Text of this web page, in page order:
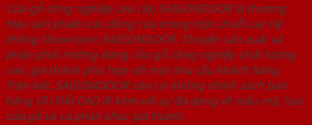
Cửa gỗ công nghiệp cao cấp SAIGONDOOR là thương
hiệu sản phẩm các dòng cửa trong một chuỗi các hệ
thống Showroom SAIGONDOOR. Chuyên sản xuất và
phân phối những dòng cửa gỗ công nghiệp chất lượng
cao, giá thành phù hợp với mọi nhu cầu khách hàng.
Trên hết, SAIGONDOOR còn có những chính sách bán
hàng ƯU ĐÃI CAO đi kèm với sự đa dạng về mẫu mã, loại
cửa gỗ và cả phân khúc giá thành.